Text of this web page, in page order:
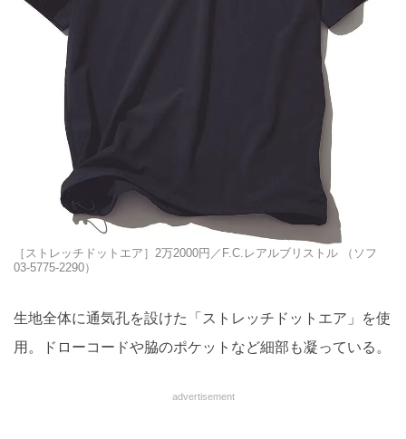
［ストレッチドットエア］2万2000円／F.C.レアルブリストル （ソフ
03-5775-2290）
生地全体に通気孔を設けた「ストレッチドットエア」を使
用。ドローコードや脇のポケットなど細部も凝っている。
advertisement